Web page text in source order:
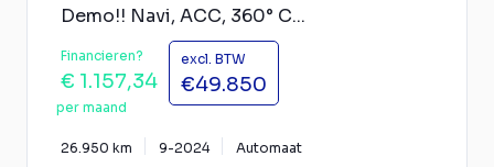
Demo!! Navi, ACC, 360° C...
Financieren?
€ 1.157,34
per maand
excl. BTW
€49.850
26.950 km 9-2024 Automaat